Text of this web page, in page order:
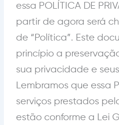
essa POLÍTICA DE
partir de agora será
de “Política”. Este
princípio a
sua privacidade e
Lembramos que essa
serviços prestados
estão conforme a Lei